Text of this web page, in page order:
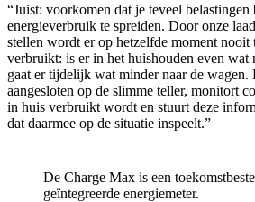
“Juist: voorkomen dat je teveel belastingen
energieverbruik te spreiden. Door onze
stellen wordt er op hetzelfde moment nooit
verbruikt: is er in het huishouden even wat
gaat er tijdelijk wat minder naar de wagen.
aangesloten op de slimme teller, monitort
in huis verbruikt wordt en stuurt deze
dat daarmee op de situatie inspeelt.”
De Charge Max is een
geïntegreerde energiemeter.